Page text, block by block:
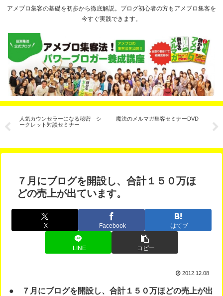
アメブロ集客の基礎を初歩から徹底解説。ブログ初心者の方もアメブロ集客を
今すぐ実践できます。
人気カウンセラーになる秘密 シ
ークレット対談セミナー
魔法のメルマガ集客セミナーDVD
月
たへ
７月にブログを開設し、合計１５０万ほ
どの売上が出ています。
X Facebook はてブ
LINE コピー
2012.12.08
● ７月にブログを開設し、合計１５０万ほどの売上が出